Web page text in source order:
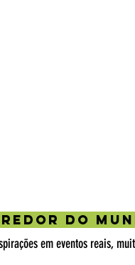
do
em eventos reais,